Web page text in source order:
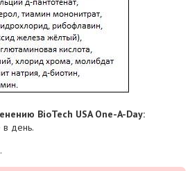
BioTech USA One-A-Day:
в день.